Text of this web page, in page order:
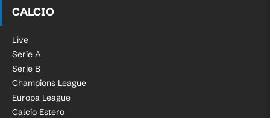
CALCIO
Live
Serie A
Serie B
Champions League
Europa League
Calcio Estero